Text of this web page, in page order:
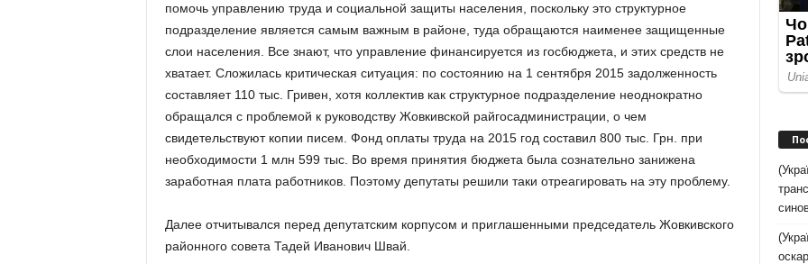
помочь управлению труда и социальной защиты населения, поскольку это структурное
подразделение является самым важным в районе, туда обращаются наименее защищенные
слои населения. Все знают, что управление финансируется из госбюджета, и этих средств не
хватает. Сложилась критическая ситуация: по состоянию на 1 сентября 2015 задолженность
составляет 110 тыс. Гривен, хотя коллектив как структурное подразделение неоднократно
обращался с проблемой к руководству Жовкивской райгосадминистрации, о чем
свидетельствуют копии писем. Фонд оплаты труда на 2015 год составил 800 тыс. Грн. при
необходимости 1 млн 599 тыс. Во время принятия бюджета была сознательно занижена
заработная плата работников. Поэтому депутаты решили таки отреагировать на эту проблему.
Далее отчитывался перед депутатским корпусом и приглашенными председатель Жовкивского
районного совета Тадей Иванович Швай.